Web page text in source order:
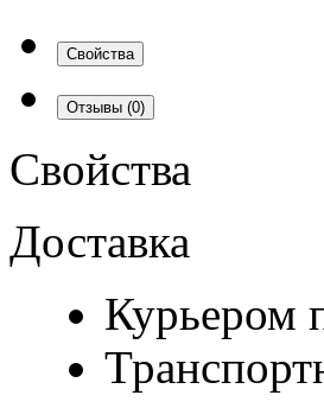
Свойства
Отзывы (0)
Свойства
Доставка
Курьером